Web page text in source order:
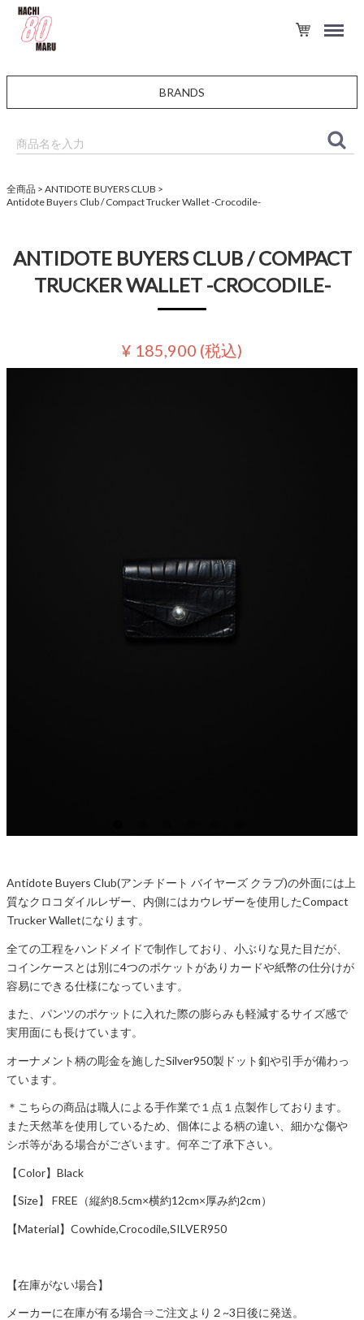
BRANDS
全商品
ANTIDOTE BUYERS CLUB
Antidote Buyers Club / Compact Trucker Wallet -Crocodile-
ANTIDOTE BUYERS CLUB / COMPACT
TRUCKER WALLET -CROCODILE-
¥ 185,900 (税込)
Antidote Buyers Club(アンチドート バイヤーズ クラブ)の外面には上
質なクロコダイルレザー、内側にはカウレザーを使用したCompact
Trucker Walletになります。
全ての工程をハンドメイドで制作しており、小ぶりな見た目だが、
コインケースとは別に4つのポケットがありカードや紙幣の仕分けが
容易にできる仕様になっています。
また、パンツのポケットに入れた際の膨らみも軽減するサイズ感で
実用面にも長けています。
オーナメント柄の彫金を施したSilver950製ドット釦や引手が備わっ
ています。
＊こちらの商品は職人による手作業で１点１点製作しております。
また天然革を使用しているため、個体による柄の違い、細かな傷や
シボ等がある場合がございます。何卒ご了承下さい。
【Color】Black
【Size】 FREE（縦約8.5cm×横約12cm×厚み約2cm）
【Material】Cowhide,Crocodile,SILVER950
【在庫がない場合】
メーカーに在庫が有る場合⇒ご注文より２~3日後に発送。